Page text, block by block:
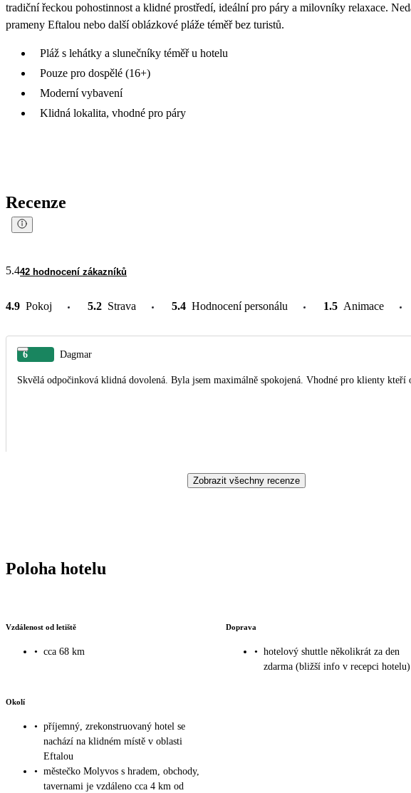
tradiční řeckou pohostinnost a klidné prostředí, ideální pro páry a milovníky relaxace.
prameny Eftalou nebo další oblázkové pláže téměř bez turistů.
Pláž s lehátky a slunečníky téměř u hotelu
Pouze pro dospělé (16+)
Moderní vybavení
Klidná lokalita, vhodné pro páry
Recenze
5.442 hodnocení zákazníků
4.9 Pokoj 5.2 Strava 5.4 Hodnocení personálu 1.5 Animace
6 Dagmar
Skvělá odpočinková klidná dovolená. Byla jsem maximálně spokojená. Vhodné pro klienty kteří
Zobrazit všechny recenze
Poloha hotelu
Vzdálenost od letiště
• cca 68 km
Doprava
• hotelový shuttle několikrát za den
zdarma (bližší info v recepci hotelu)
Okolí
• příjemný, zrekonstruovaný hotel se
nachází na klidném místě v oblasti
Eftalou
• městečko Molyvos s hradem, obchody,
tavernami je vzdáleno cca 4 km od